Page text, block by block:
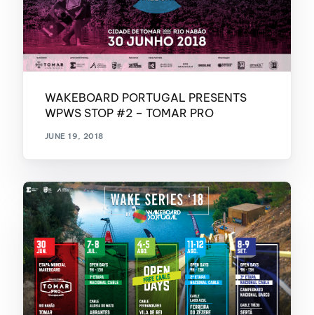
WAKEBOARD PORTUGAL PRESENTS
WPWS STOP #2 – TOMAR PRO
JUNE 19, 2018